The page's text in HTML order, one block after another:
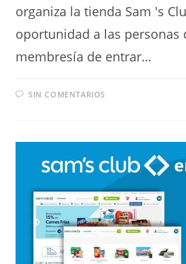
organiza la tienda Sam 's
oportunidad a las personas
membresía de entrar…
SIN COMENTARIOS